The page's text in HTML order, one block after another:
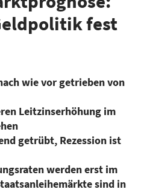
fest
wie vor getrieben von
Leitzinserhöhung im
getrübt, Rezession ist
werden erst im
sind in